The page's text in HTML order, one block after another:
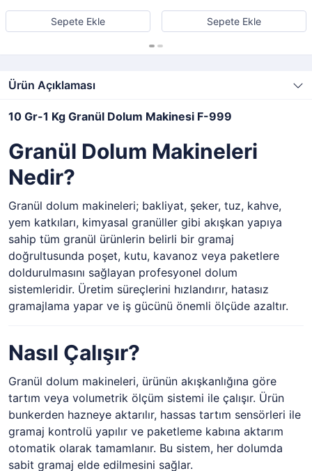
Sepete Ekle Sepete Ekle
Ürün Açıklaması
10 Gr-1 Kg Granül Dolum Makinesi F-999
Granül Dolum Makineleri
Nedir?
Granül dolum makineleri; bakliyat, şeker, tuz, kahve,
yem katkıları, kimyasal granüller gibi akışkan yapıya
sahip tüm granül ürünlerin belirli bir gramaj
doğrultusunda poşet, kutu, kavanoz veya paketlere
doldurulmasını sağlayan profesyonel dolum
sistemleridir. Üretim süreçlerini hızlandırır, hatasız
gramajlama yapar ve iş gücünü önemli ölçüde azaltır.
Nasıl Çalışır?
Granül dolum makineleri, ürünün akışkanlığına göre
tartım veya volumetrik ölçüm sistemi ile çalışır. Ürün
bunkerden hazneye aktarılır, hassas tartım sensörleri ile
gramaj kontrolü yapılır ve paketleme kabına aktarım
otomatik olarak tamamlanır. Bu sistem, her dolumda
sabit gramaj elde edilmesini sağlar.